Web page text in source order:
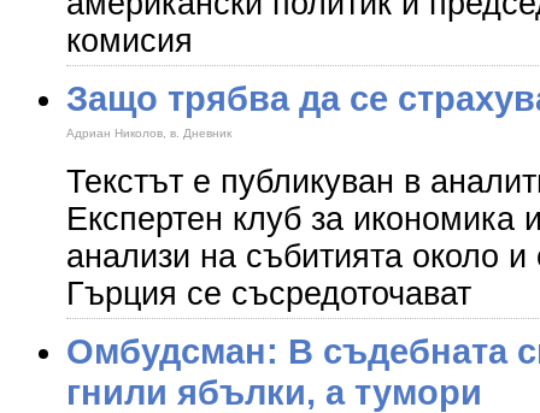
комисия
Защо трябва да се
Адриан Николов, в. Дневник
Текстът е публикуван в
Експертен клуб за икономика
анализи на събитията около и
Гърция се съсредоточават
Омбудсман: В съдебната
гнили ябълки, а тумори